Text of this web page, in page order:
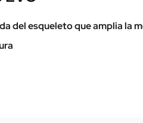
del esqueleto que amplia la